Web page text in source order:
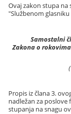
Ovaj zakon stupa na
"Službenom
Samostalni
Zakona o
Propis iz člana 3.
nadležan za
stupanja na snagu